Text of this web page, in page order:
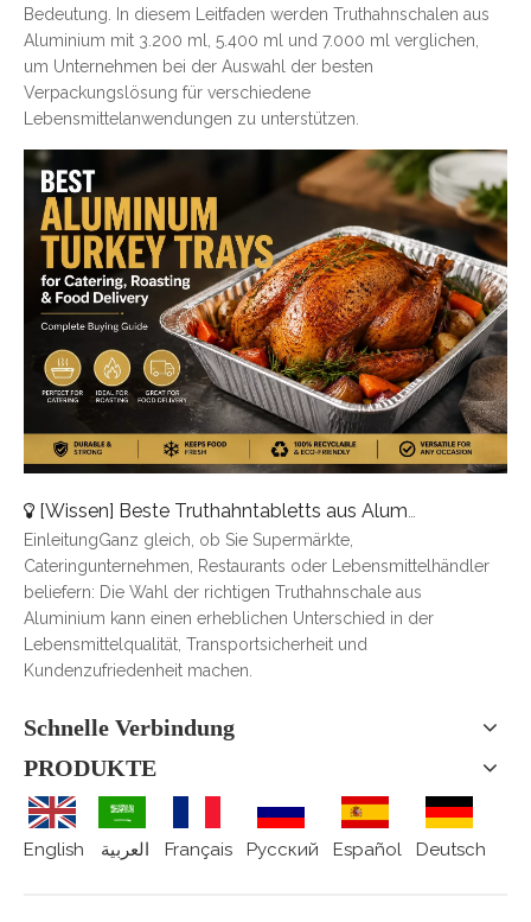
Bedeutung. In diesem Leitfaden werden Truthahnschalen aus
Aluminium mit 3.200 ml, 5.400 ml und 7.000 ml verglichen,
um Unternehmen bei der Auswahl der besten
Verpackungslösung für verschiedene
Lebensmittelanwendungen zu unterstützen.
[Wissen] Beste Truthahntabletts aus Aluminium für Catering, Braten und Essenslieferung
EinleitungGanz gleich, ob Sie Supermärkte,
Cateringunternehmen, Restaurants oder Lebensmittelhändler
beliefern: Die Wahl der richtigen Truthahnschale aus
Aluminium kann einen erheblichen Unterschied in der
Lebensmittelqualität, Transportsicherheit und
Kundenzufriedenheit machen.
Schnelle Verbindung
PRODUKTE
English العربية Français Pусский Español Deutsch